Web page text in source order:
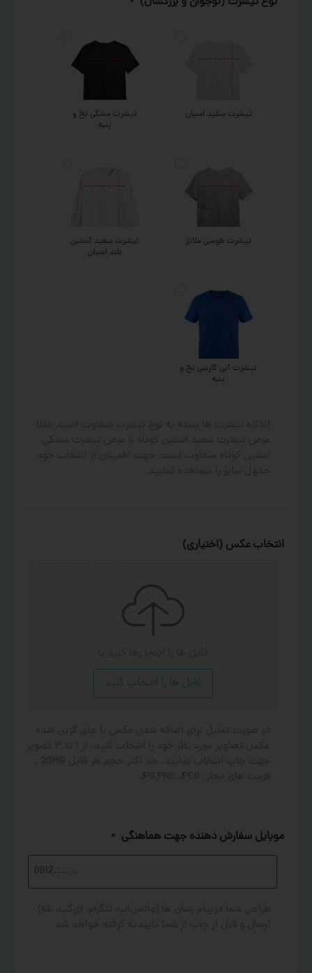
تیشرت سفید اسپان
تیشرت مشکی نخ و
پنبه
تیشرت طوسی ملانژ
تیشرت سفید آستین
بلند اسپان
تیشرت آبی کاربنی نخ و
پنبه
انتخاب عکس (اختیاری)
فایل ها را انتخاب کنید
موبایل سفارش دهنده جهت هماهنگی *